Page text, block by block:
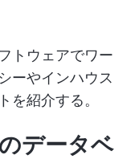
トウェアでワー
ーやインハウス
を紹介する。
データベ